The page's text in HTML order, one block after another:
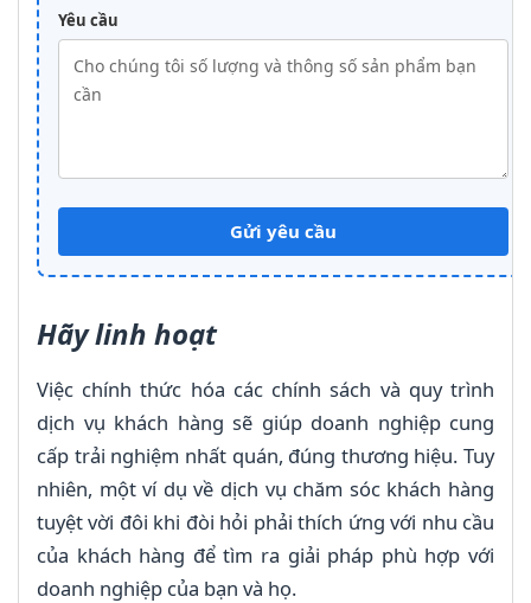
Yêu cầu
Gửi yêu cầu
Hãy linh hoạt
Việc chính thức hóa các chính sách và quy trình
dịch vụ khách hàng sẽ giúp doanh nghiệp cung
cấp trải nghiệm nhất quán, đúng thương hiệu. Tuy
nhiên, một ví dụ về dịch vụ chăm sóc khách hàng
tuyệt vời đôi khi đòi hỏi phải thích ứng với nhu cầu
của khách hàng để tìm ra giải pháp phù hợp với
doanh nghiệp của bạn và họ.